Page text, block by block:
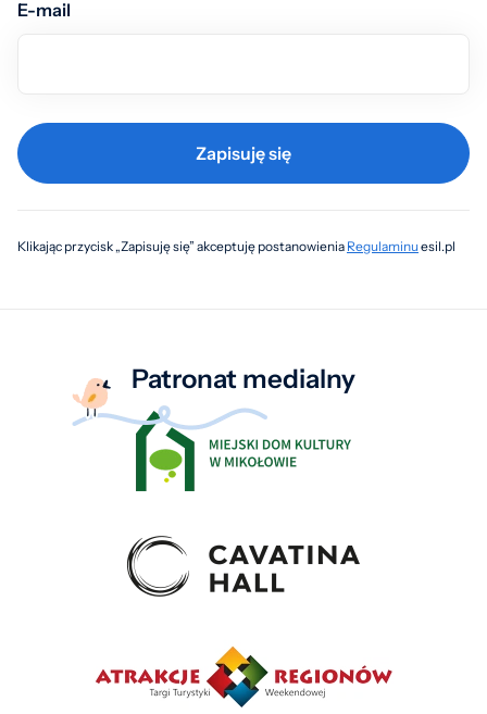
E-mail
Zapisuję się
Klikając przycisk „Zapisuję się” akceptuję postanowienia Regulaminuesil.pl
Patronat medialny